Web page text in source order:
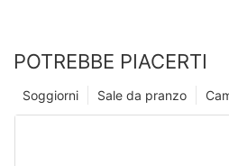
POTREBBE PIACERTI
Sale da pranzo
Soggiorni